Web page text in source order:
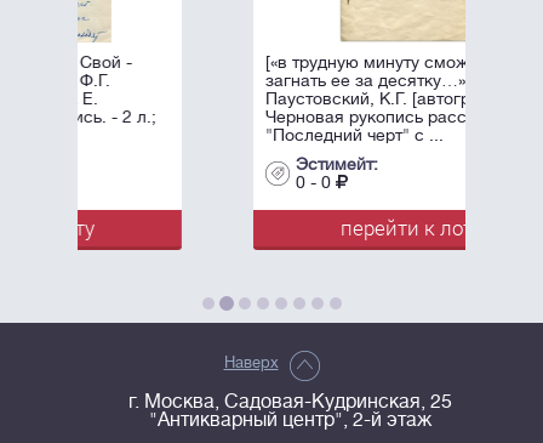
[«в трудную минуту сможете
загнать ее за десятку…»]
Паустовский, К.Г. [автограф].
Черновая рукопись рассказа
"Последний черт" с ...
перейти к лоту
Наверх
г. Москва, Садовая-Кудринская, 25
"Антикварный центр", 2-й этаж